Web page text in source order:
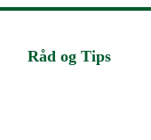
Råd og Tips